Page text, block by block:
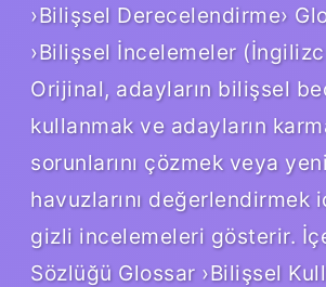
›Bilişsel Derecelendirme›
›Bilişsel İncelemeler
Orijinal, adayların bilişsel
kullanmak ve adayların
sorunlarını çözmek veya
havuzlarını değerlendirmek
gizli incelemeleri gösterir.
Sözlüğü Glossar ›Bilişsel